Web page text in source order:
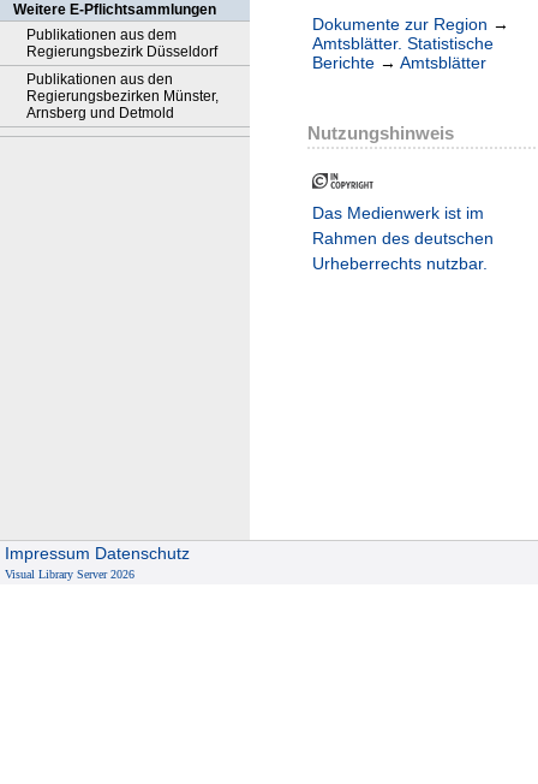
Weitere E-Pflichtsammlungen
Publikationen aus dem
Regierungsbezirk Düsseldorf
Publikationen aus den
Regierungsbezirken Münster,
Arnsberg und Detmold
Dokumente zur Region →
Amtsblätter. Statistische
Berichte → Amtsblätter
Nutzungshinweis
Das Medienwerk ist im
Rahmen des deutschen
Urheberrechts nutzbar.
Impressum Datenschutz
Visual Library Server 2026